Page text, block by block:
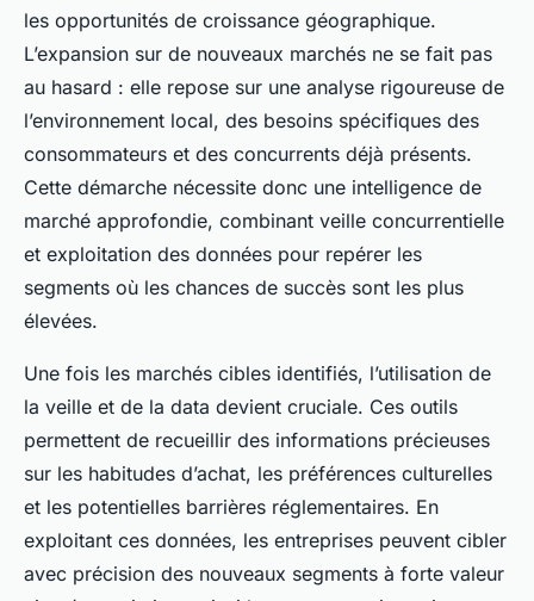
les opportunités de croissance géographique.
L’expansion sur de nouveaux marchés ne se fait pas
au hasard : elle repose sur une analyse rigoureuse de
l’environnement local, des besoins spécifiques des
consommateurs et des concurrents déjà présents.
Cette démarche nécessite donc une intelligence de
marché approfondie, combinant veille concurrentielle
et exploitation des données pour repérer les
segments où les chances de succès sont les plus
élevées.
Une fois les marchés cibles identifiés, l’utilisation de
la veille et de la data devient cruciale. Ces outils
permettent de recueillir des informations précieuses
sur les habitudes d’achat, les préférences culturelles
et les potentielles barrières réglementaires. En
exploitant ces données, les entreprises peuvent cibler
avec précision des nouveaux segments à forte valeur